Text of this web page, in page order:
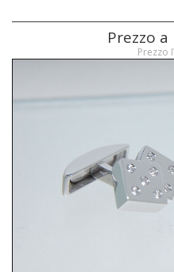
Prezzo
Prezzo